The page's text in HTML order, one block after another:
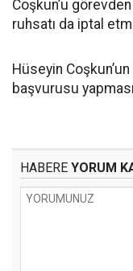
Coşkun’u
ruhsatı da iptal
Hüseyin Coşkun’un
başvurusu
HABERE YORUM